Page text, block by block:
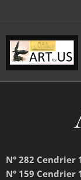
N° 282 Cendrier
N° 159 Cendrier